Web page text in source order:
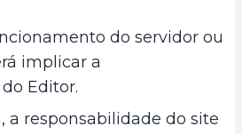
do servidor ou
implicar a
Editor.
a responsabilidade do site